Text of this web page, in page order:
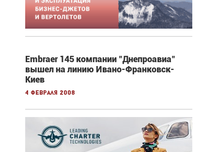
Embraer 145 компании "Днепроавиа"
вышел на линию Ивано-Франковск-
Киев
4 февраля 2008